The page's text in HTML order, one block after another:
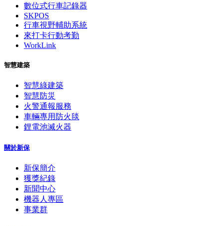
數位式行車記錄器
SKPOS
行車視野輔助系統
來打卡行動考勤
WorkLink
智慧建築
智慧綠建築
智慧防災
火警通報服務
車輛專用防火毯
鋰電池滅火器
關於新保
新保簡介
獲獎紀錄
新聞中心
機器人專區
事業群